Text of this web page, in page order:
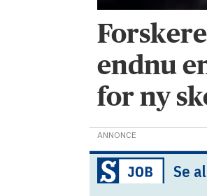
endnu
for ny
ANNONCE
Se